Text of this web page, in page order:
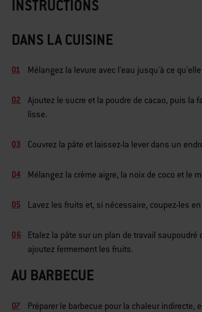
INSTRUCTIONS
DANS LA CUISINE
Mélangez la levure avec l'eau jusqu'à ce
Ajoutez le sucre et la poudre de cacao, puis la
lisse.
Couvrez la pâte et laissez-la lever dans un
Mélangez la crème aigre, la noix de coco et le
Lavez les fruits et, si nécessaire, coupez-les
Etalez la pâte sur un plan de travail saupoudré
ajoutez fermement les fruits.
AU BARBECUE
Préparer le barbecue pour la chaleur indirecte,